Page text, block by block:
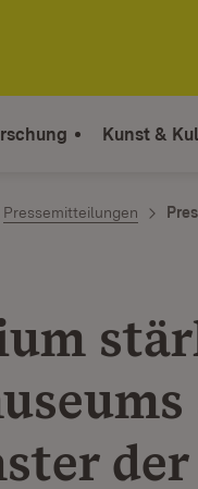
Kunst &
Pressemitteilungen
der